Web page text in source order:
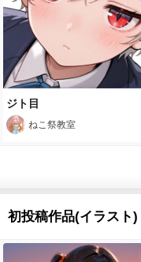
ジト目
ねこ祭教室
初投稿作品(イラスト)